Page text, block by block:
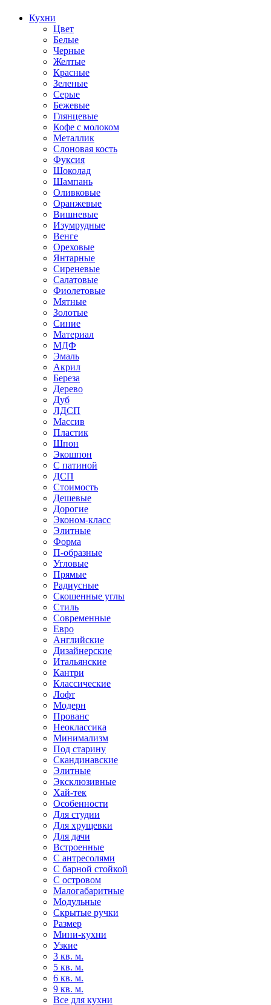
Кухни
Цвет
Белые
Черные
Желтые
Красные
Зеленые
Серые
Бежевые
Глянцевые
Кофе с молоком
Металлик
Слоновая кость
Фуксия
Шоколад
Шампань
Оливковые
Оранжевые
Вишневые
Изумрудные
Венге
Ореховые
Янтарные
Сиреневые
Салатовые
Фиолетовые
Мятные
Золотые
Синие
Материал
МДФ
Эмаль
Акрил
Береза
Дерево
Дуб
ЛДСП
Массив
Пластик
Шпон
Экошпон
С патиной
ДСП
Стоимость
Дешевые
Дорогие
Эконом-класс
Элитные
Форма
П-образные
Угловые
Прямые
Радиусные
Скошенные углы
Стиль
Современные
Евро
Английские
Дизайнерские
Итальянские
Кантри
Классические
Лофт
Модерн
Прованс
Неоклассика
Минимализм
Под старину
Скандинавские
Элитные
Эксклюзивные
Хай-тек
Особенности
Для студии
Для хрущевки
Для дачи
Встроенные
С антресолями
С барной стойкой
С островом
Малогабаритные
Модульные
Скрытые ручки
Размер
Мини-кухни
Узкие
3 кв. м.
5 кв. м.
6 кв. м.
9 кв. м.
Все для кухни